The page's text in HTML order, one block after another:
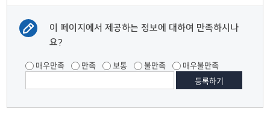
이 페이지에서 제공하는 정보에 대하여 만족하시나
요?
매우만족 만족 보통 불만족 매우불만족